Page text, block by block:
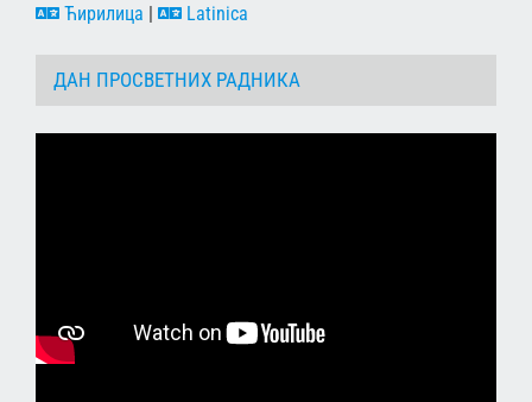
Ћирилица | Latinica
ДАН ПРОСВЕТНИХ РАДНИКА